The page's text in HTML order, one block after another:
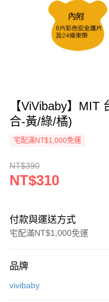
【ViVibaby】MIT
合-黃/綠/橘)
宅配滿NT$1,000免運
NT$390
NT$310
付款與運送方式
宅配滿NT$1,000免運
信用卡一次付款
品牌
vivibaby